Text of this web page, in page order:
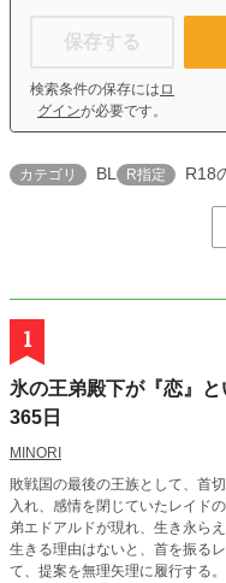
保存する
検索条件の保存には ロ
グインが必要です。
カテゴリ BL R指定 R18
1
氷の王弟殿下が『恋』
365日
MINORI
敗戦国の最後の王族として、首
入れ、感情を閉じていたレイド
弟エドアルドが現れ、生き永ら
生きる理由はないと、首を振る
て、提案を無理矢理に履行する